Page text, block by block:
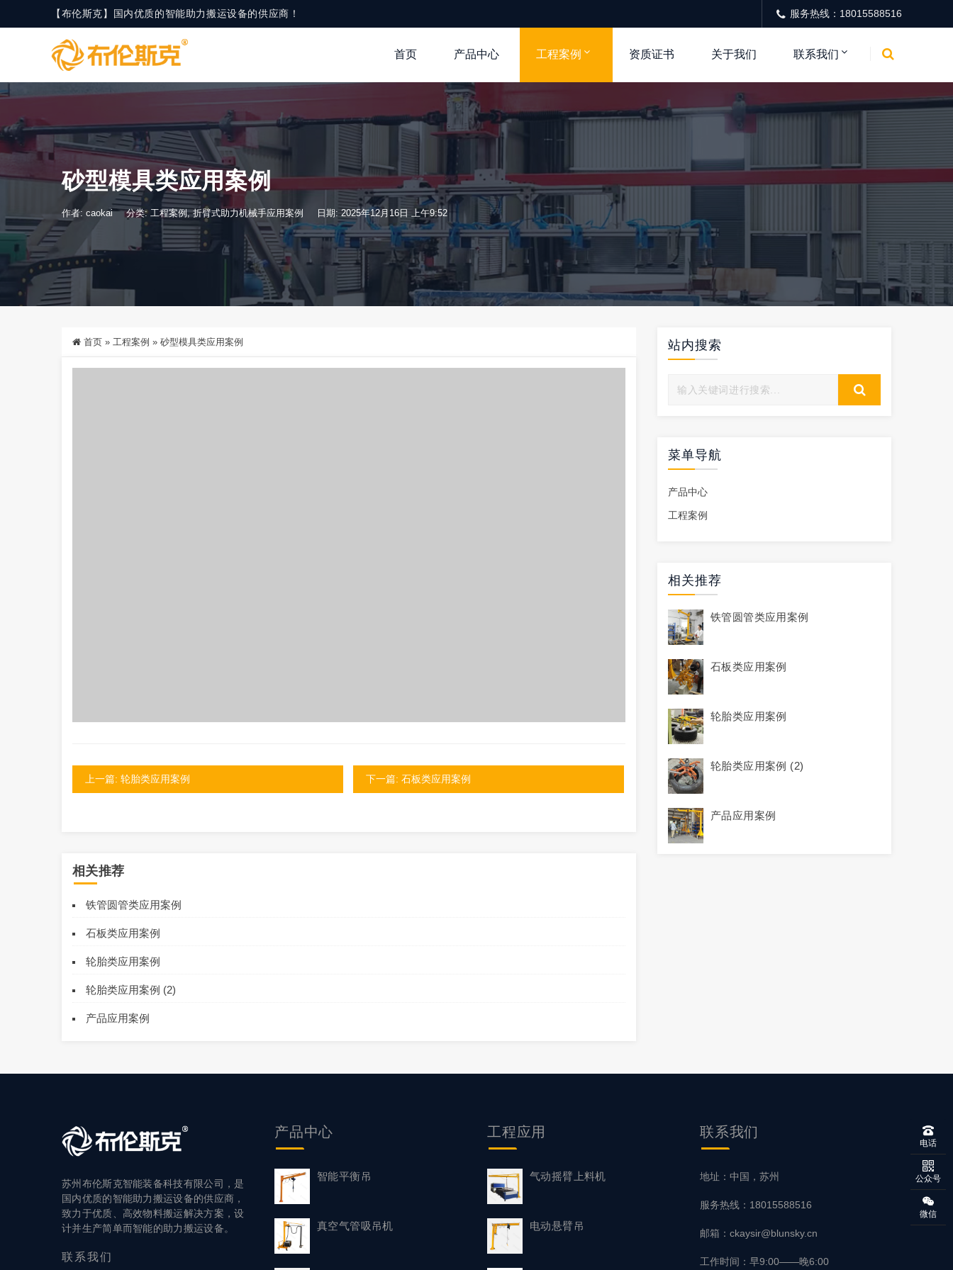
【布伦斯克】国内优质的智能助力搬运设备的供应商！ 服务热线：18015588516
首页 产品中心 工程案例 资质证书 关于我们 联系我们
砂型模具类应用案例
作者: caokai 分类: 工程案例,折臂式助力机械手应用案例 日期: 2025年12月16日 上午9:52
首页 » 工程案例 » 砂型模具类应用案例
上一篇: 轮胎类应用案例 下一篇: 石板类应用案例
相关推荐
铁管圆管类应用案例
石板类应用案例
轮胎类应用案例
轮胎类应用案例 (2)
产品应用案例
站内搜索
菜单导航
产品中心
工程案例
相关推荐
铁管圆管类应用案例
石板类应用案例
轮胎类应用案例
轮胎类应用案例 (2)
产品应用案例
苏州布伦斯克智能装备科技有限公司，是
国内优质的智能助力搬运设备的供应商，
致力于优质、高效物料搬运解决方案，设
计并生产简单而智能的助力搬运设备。
联系我们
产品中心
智能平衡吊
真空气管吸吊机
工程应用
气动摇臂上料机
电动悬臂吊
联系我们
地址：中国，苏州
服务热线：18015588516
邮箱：ckaysir@blunsky.cn
工作时间：早9:00——晚6:00
电话
公众号
微信